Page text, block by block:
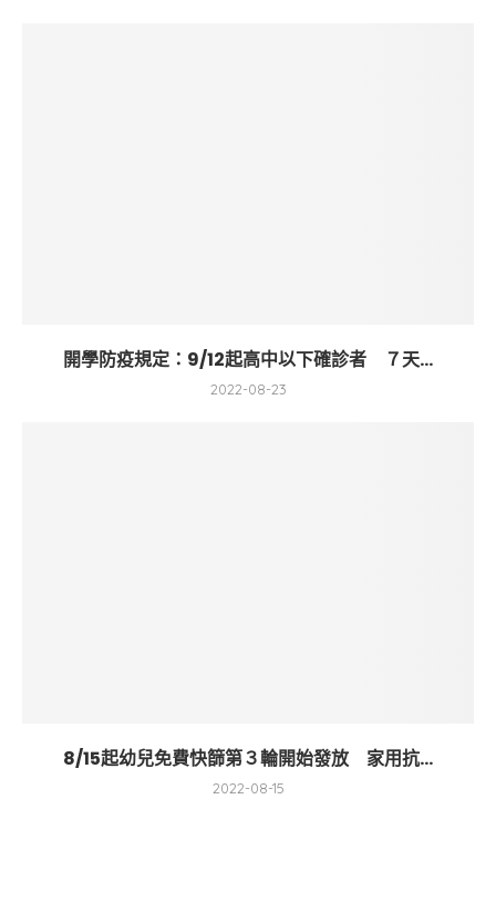
開學防疫規定：9/12起高中以下確診者 ７天...
2022-08-23
8/15起幼兒免費快篩第３輪開始發放 家用抗...
2022-08-15